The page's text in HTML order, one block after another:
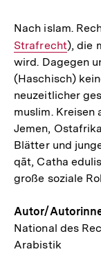
Nach islam.
Strafrecht), die
wird. Dagegen
(Haschisch)
neuzeitlicher
muslim.
Jemen,
Blätter und
qāt, Catha
große soziale
Autor/
National des
Arabistik